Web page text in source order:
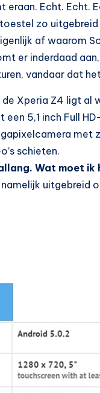
eraan. Echt. Echt.
zo
af waarom
er inderdaad
vandaar dat
Xperia Z4 ligt al
een 5,1 inch Full
schieten.
Wat moet ik
uitgebreid